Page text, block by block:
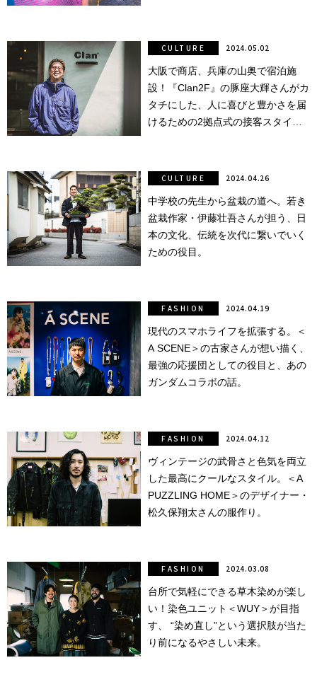
ャップ
銭湯
大阪で商店、兵庫の山奥で宿泊施
設！『Clan2F』の豚座大輝さんがカ
タチにした、人に喜びと豊かさを届
けるための2拠点式の接客スタイ
CULTURE 2024.05.02
中学校の先生から盆栽の道へ。若き
盆栽作家・伊藤壮吾さんが担う、日
本の文化、伝統を次代に繋いでいく
ための役目。
CULTURE 2024.04.26
現代のスマホライフを拡張する。＜
A SCENE＞の古家さんが想い描く、
最強の応援団としての役目と、あの
ガンダムコラボの話。
FASHION 2024.04.19
ヴィンテージの武骨さと色気を両立
した最高にクールなスタイル。＜A
PUZZLING HOME＞のデザイナー・
松久保翔太さんの服作り。
FASHION 2024.04.12
台所で気軽にできる草木染めが楽し
い！染色ユニット＜WUY＞が目指
す、 “染め直し”という選択肢が当た
り前になるやさしい未来。
FASHION 2024.03.08